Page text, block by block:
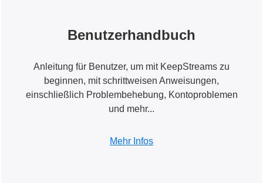
Benutzerhandbuch
Anleitung für Benutzer, um mit KeepStreams zu
beginnen, mit schrittweisen Anweisungen,
einschließlich Problembehebung, Kontoproblemen
und mehr...
Mehr Infos